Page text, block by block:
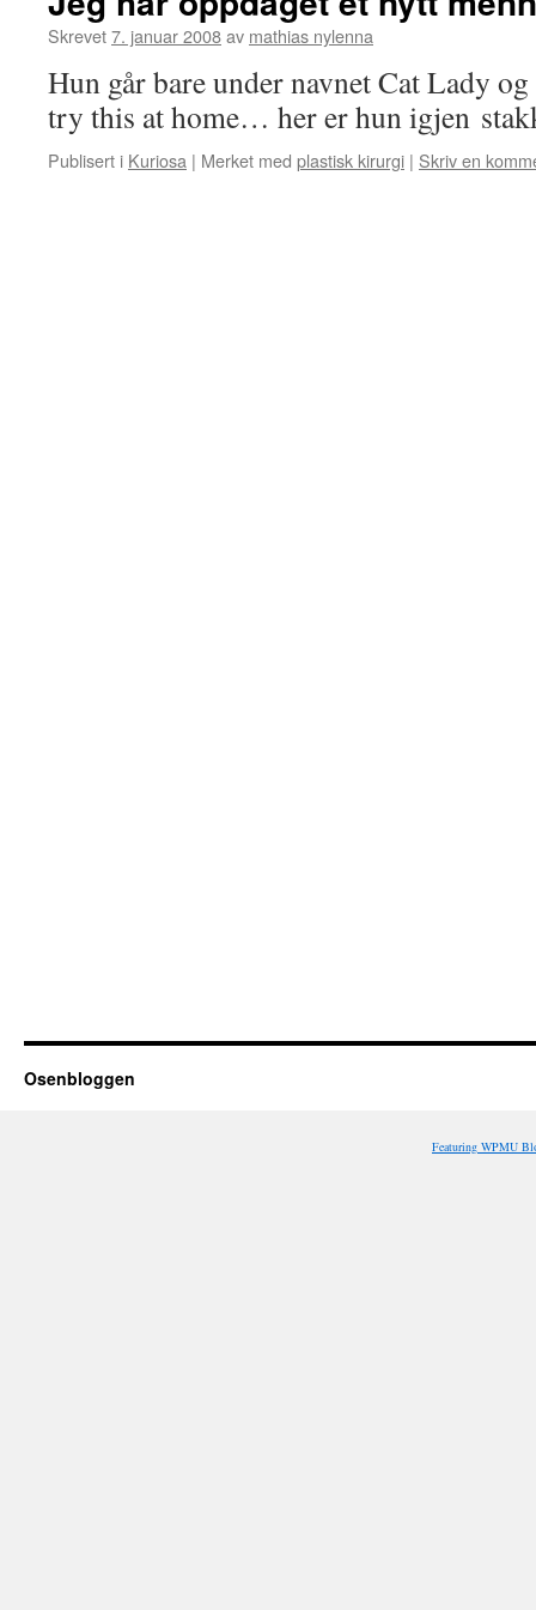
Skrevet7. januar 2008av mathias nylenna
Hun går bare under navnet Cat Lady
try this at home… her er hun igjen
Publisert i Kuriosa | Merket med plastisk kirurgi | Skriv en
Osenbloggen
Featuring WPMU